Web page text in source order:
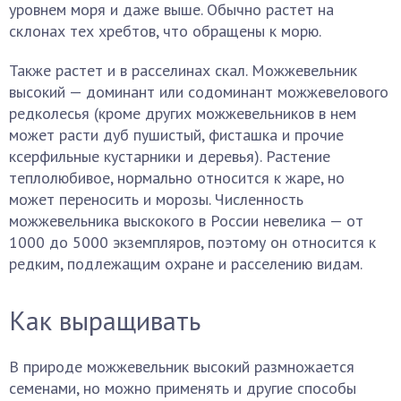
уровнем моря и даже выше. Обычно растет на
склонах тех хребтов, что обращены к морю.
Также растет и в расселинах скал. Можжевельник
высокий — доминант или содоминант можжевелового
редколесья (кроме других можжевельников в нем
может расти дуб пушистый, фисташка и прочие
ксерфильные кустарники и деревья). Растение
теплолюбивое, нормально относится к жаре, но
может переносить и морозы. Численность
можжевельника выскокого в России невелика — от
1000 до 5000 экземпляров, поэтому он относится к
редким, подлежащим охране и расселению видам.
Как выращивать
В природе можжевельник высокий размножается
семенами, но можно применять и другие способы